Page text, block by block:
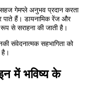
गेमप्ले अनुभव प्रदान करता
पाते हैं। डायनामिक रेंज और
से सराहना की जाती है।
संवेदनात्मक सहभागिता को
है।
में भविष्य के